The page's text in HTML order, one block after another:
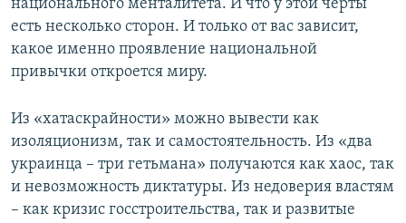
национального менталитета. И что у этой черты
есть несколько сторон. И только от вас зависит,
какое именно проявление национальной
привычки откроется миру.
Из «хатаскрайности» можно вывести как
изоляционизм, так и самостоятельность. Из «два
украинца – три гетьмана» получаются как хаос, так
и невозможность диктатуры. Из недоверия властям
– как кризис госстроительства, так и развитые